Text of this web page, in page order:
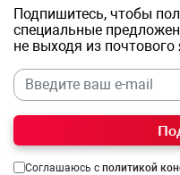
Подпишитесь, чтобы
специальные
не выходя из
Соглашаюсь с политикой